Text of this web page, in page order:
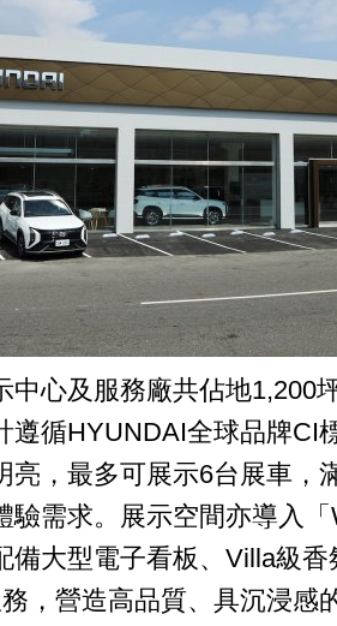
中心及服務廠共佔地1,200
遵循HYUNDAI全球品牌CI
亮，最多可展示6台展車，
驗需求。展示空間亦導入
備大型電子看板、Villa級
，營造高品質、具沉浸感